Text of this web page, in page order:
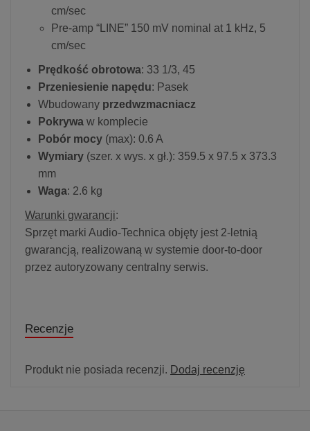
cm/sec
Pre-amp “LINE” 150 mV nominal at 1 kHz, 5
cm/sec
Prędkość obrotowa: 33 1/3, 45
Przeniesienie napędu: Pasek
Wbudowany przedwzmacniacz
Pokrywa w komplecie
Pobór mocy (max): 0.6 A
Wymiary (szer. x wys. x gł.): 359.5 x 97.5 x 373.3
mm
Waga: 2.6 kg
Warunki gwarancji:
Sprzęt marki Audio-Technica objęty jest 2-letnią
gwarancją, realizowaną w systemie door-to-door
przez autoryzowany centralny serwis.
Recenzje
Produkt nie posiada recenzji. Dodaj recenzję